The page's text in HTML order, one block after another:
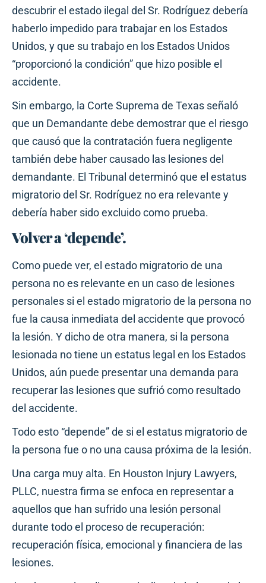
descubrir el estado ilegal del Sr. Rodríguez debería
haberlo impedido para trabajar en los Estados
Unidos, y que su trabajo en los Estados Unidos
“proporcionó la condición” que hizo posible el
accidente.
Sin embargo, la Corte Suprema de Texas señaló
que un Demandante debe demostrar que el riesgo
que causó que la contratación fuera negligente
también debe haber causado las lesiones del
demandante. El Tribunal determinó que el estatus
migratorio del Sr. Rodríguez no era relevante y
debería haber sido excluido como prueba.
Volver a ‘depende’.
Como puede ver, el estado migratorio de una
persona no es relevante en un caso de lesiones
personales si el estado migratorio de la persona no
fue la causa inmediata del accidente que provocó
la lesión. Y dicho de otra manera, si la persona
lesionada no tiene un estatus legal en los Estados
Unidos, aún puede presentar una demanda para
recuperar las lesiones que sufrió como resultado
del accidente.
Todo esto “depende” de si el estatus migratorio de
la persona fue o no una causa próxima de la lesión.
Una carga muy alta. En Houston Injury Lawyers,
PLLC, nuestra firma se enfoca en representar a
aquellos que han sufrido una lesión personal
durante todo el proceso de recuperación:
recuperación física, emocional y financiera de las
lesiones.